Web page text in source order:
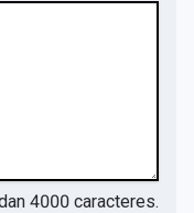
4000 caracteres.